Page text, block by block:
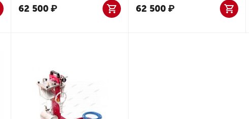
62 500₽ 62 500₽